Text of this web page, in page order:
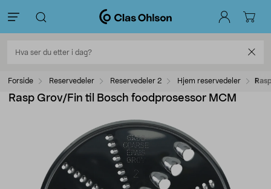
Forside Reservedeler Reservedeler 2 Hjem reservedeler
Rasp Grov/Fin til Bosch foodprosessor MCM